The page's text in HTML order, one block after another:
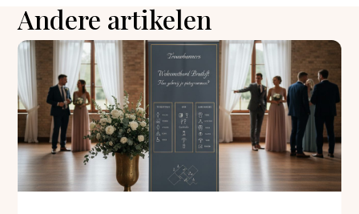
Andere artikelen